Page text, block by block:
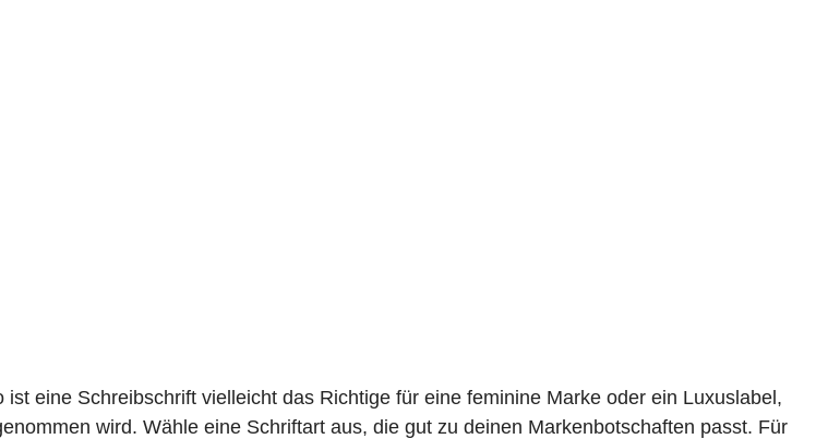
eine Schreibschrift vielleicht das Richtige für eine feminine Marke oder ein Luxuslabel,
wird. Wähle eine Schriftart aus, die gut zu deinen Markenbotschaften passt. Für